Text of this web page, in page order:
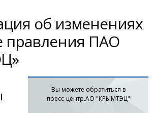
об изменениях
правления ПАО
Вы можете обратиться в
пресс-центр.АО "КРЫМТЭЦ"